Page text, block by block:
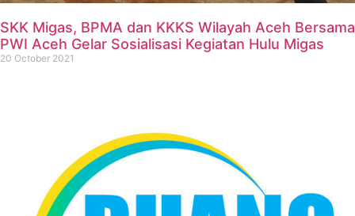
SKK Migas, BPMA dan KKKS Wilayah Aceh Bersama
PWI Aceh Gelar Sosialisasi Kegiatan Hulu Migas
20 October 2021